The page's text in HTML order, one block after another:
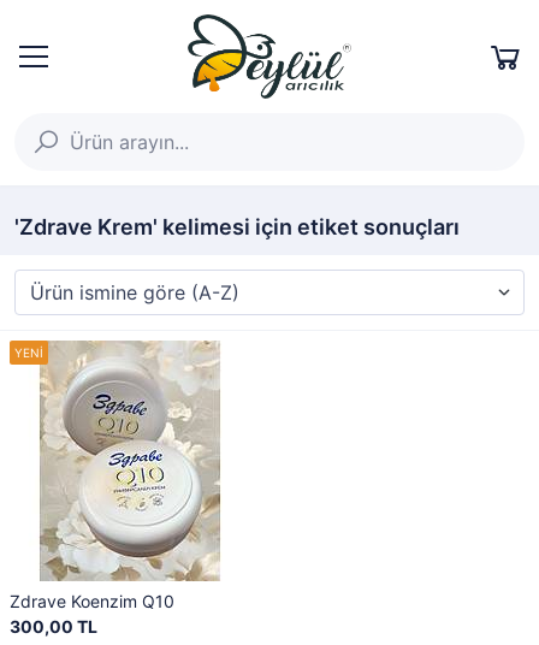
'Zdrave Krem' kelimesi için etiket sonuçları
Zdrave Koenzim Q10
300,00 TL